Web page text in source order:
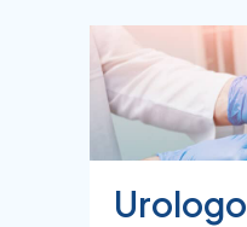
Urologo